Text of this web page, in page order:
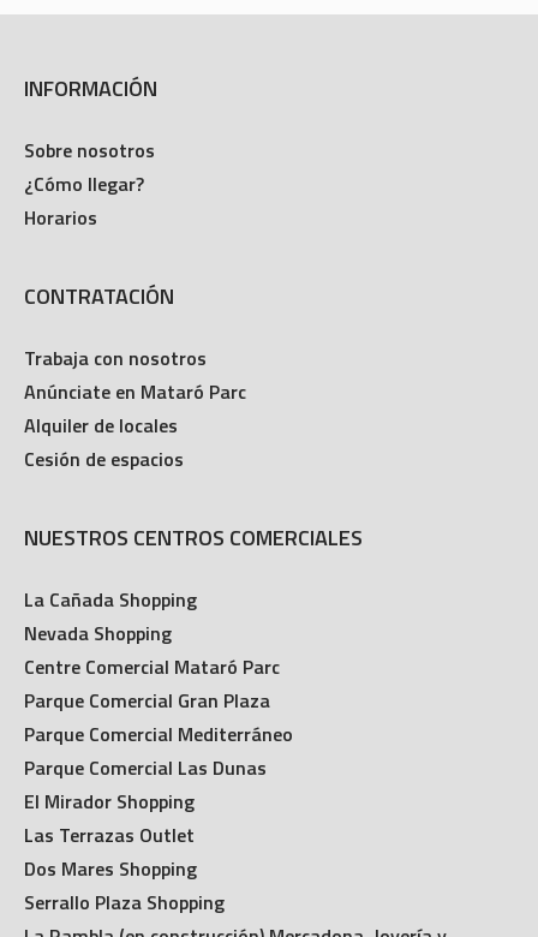
INFORMACIÓN
Sobre nosotros
¿Cómo llegar?
Horarios
CONTRATACIÓN
Trabaja con nosotros
Anúnciate en Mataró Parc
Alquiler de locales
Cesión de espacios
NUESTROS CENTROS COMERCIALES
La Cañada Shopping
Nevada Shopping
Centre Comercial Mataró Parc
Parque Comercial Gran Plaza
Parque Comercial Mediterráneo
Parque Comercial Las Dunas
El Mirador Shopping
Las Terrazas Outlet
Dos Mares Shopping
Serrallo Plaza Shopping